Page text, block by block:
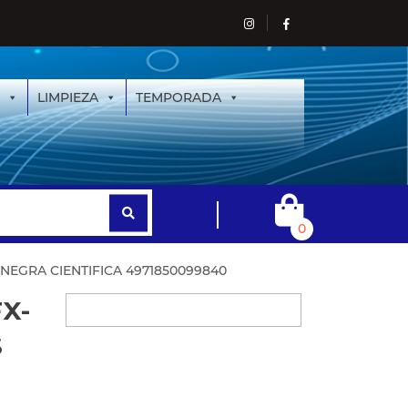
LIMPIEZA TEMPORADA
0
CIENTIFICA 4971850099840